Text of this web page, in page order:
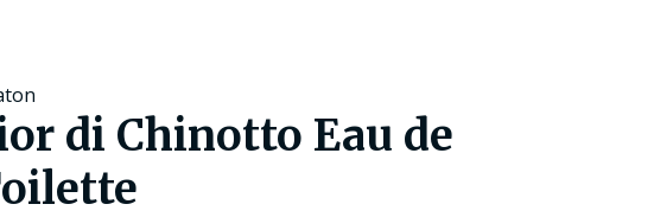
di Chinotto Eau de